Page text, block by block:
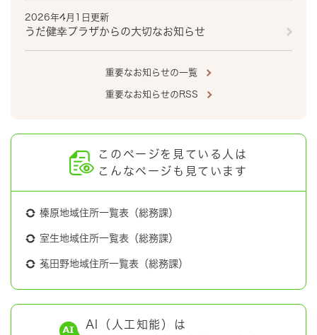
2026年4月1日更新
うだ健幸プラザからの大切なお知らせ
重要なお知らせの一覧
重要なお知らせのRSS
このページを見ている人は
こんなページも見ています
榛原地域住所一覧表（総務課）
室生地域住所一覧表（総務課）
菟田野地域住所一覧表（総務課）
AI（人工知能）は